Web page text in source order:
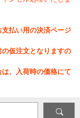
払い用の決済ページ
仮注文となりますの
、入荷時の価格にて